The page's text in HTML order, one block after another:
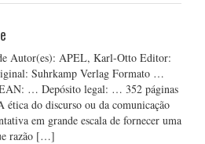
Autor(es): APEL, Karl-Otto Editor:
Suhrkamp Verlag Formato …
… Depósito legal: … 352 páginas
do discurso ou da comunicação
em grande escala de fornecer uma
razão […]